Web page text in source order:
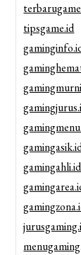
tipsgame.id
gamingahli.id